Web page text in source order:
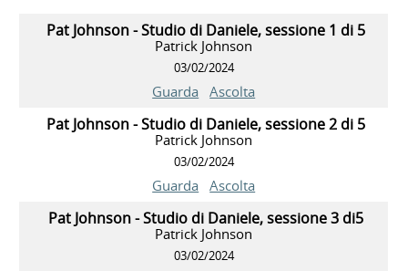
Pat Johnson - Studio di Daniele, sessione 1 di 5
Patrick Johnson
03/02/2024
Guarda Ascolta
Pat Johnson - Studio di Daniele, sessione 2 di 5
Patrick Johnson
03/02/2024
Guarda Ascolta
Pat Johnson - Studio di Daniele, sessione 3 di5
Patrick Johnson
03/02/2024